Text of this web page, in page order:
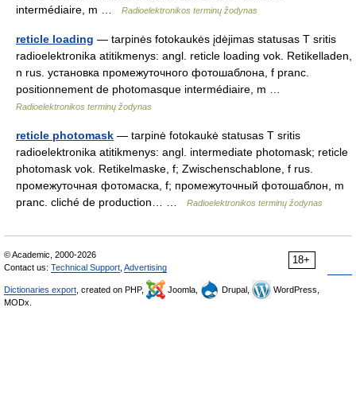
intermédiaire, m …
Radioelektronikos terminų žodynas
reticle loading — tarpinės fotokaukės įdėjimas statusas T sritis
radioelektronika atitikmenys: angl. reticle loading vok. Retikelladen,
n rus. установка промежуточного фотошаблона, f pranc.
positionnement de photomasque intermédiaire, m …
Radioelektronikos terminų žodynas
reticle photomask — tarpinė fotokaukė statusas T sritis
radioelektronika atitikmenys: angl. intermediate photomask; reticle
photomask vok. Retikelmaske, f; Zwischenschablone, f rus.
промежуточная фотомаска, f; промежуточный фотошаблон, m
pranc. cliché de production… …
Radioelektronikos terminų žodynas
18+
© Academic, 2000-2026
Contact us: Technical Support Advertising
Dictionaries export , created on PHP, Joomla, Drupal,
WordPress,
MODx.